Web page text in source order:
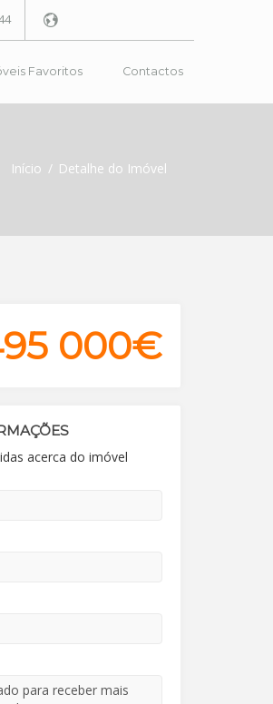
Favoritos Contactos
Início Detalhe do Imóvel
000€
acerca do imóvel